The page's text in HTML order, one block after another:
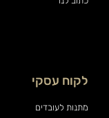
לקוח עסקי
מתנות לעובדים